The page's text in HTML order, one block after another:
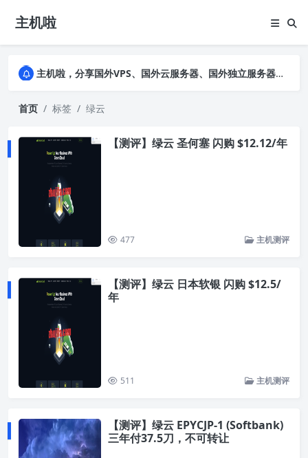
主机啦
主机啦，分享国外VPS、国外云服务器、国外独立服务器的优惠促销信息，详细实测VPS云服务器并公布真实数据，助您全面了解商家背景及售前售后
主机啦，分享国外VPS、国外云服务器、国外独立服务器的优惠促销信息，详细实测VPS云服务器并公布真实数据，助您全面了解商家背景及售前售后
首页 标签 绿云
【测评】绿云 圣何塞 闪购 $12.12/年
477 主机测评
【测评】绿云 日本软银 闪购 $12.5/
年
511 主机测评
【测评】绿云 EPYCJP-1 (Softbank)
三年付37.5刀，不可转让